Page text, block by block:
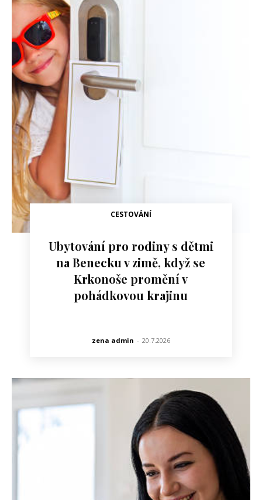
CESTOVÁNÍ
Ubytování pro rodiny s dětmi
na Benecku v zimě, když se
Krkonoše promění v
pohádkovou krajinu
zena admin - 20.7.2026